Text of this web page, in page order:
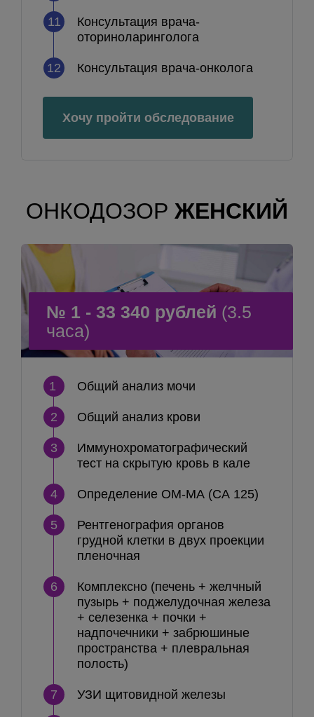
11
Консультация врача-
оториноларинголога
12 Консультация врача-онколога
Хочу пройти обследование
ОНКОДОЗОР ЖЕНСКИЙ
№ 1 - 33 340 рублей (3.5
часа)
1 Общий анализ мочи
2 Общий анализ крови
3
Иммунохроматографический
тест на скрытую кровь в кале
4 Определение ОМ-МА (СА 125)
5
Рентгенография органов
грудной клетки в двух проекции
пленочная
6
Комплексно (печень + желчный
пузырь + поджелудочная железа
+ селезенка + почки +
надпочечники + забрюшиные
пространства + плевральная
полость)
7 УЗИ щитовидной железы